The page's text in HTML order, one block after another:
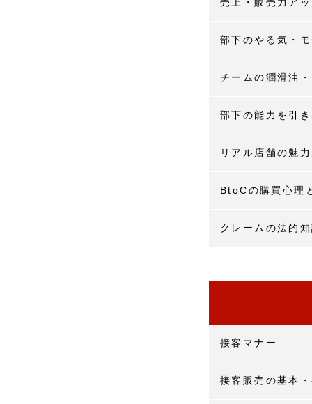
部下のやる気・
チームの潤滑油
部下の能力を引
リアル店舗の魅
BtoCの購買心理
クレームの法的
接客マナー
接客販売の基本